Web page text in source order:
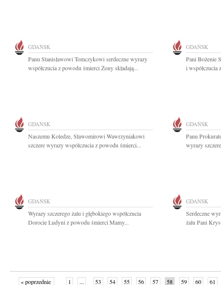
GDAŃSK
Panu Stanisławowi Tomczykowi serdeczne wyrazy
współczucia z powodu śmierci Żony składają...
GDAŃSK
Pani Bożenie
i współczucia
GDAŃSK
Naszemu Koledze, Sławomirowi Wawrzyniakowi
szczere wyrazy współczucia z powodu śmierci...
GDAŃSK
Panu
wyrazy
GDAŃSK
Wyrazy szczerego żalu i głębokiego współczucia
Dorocie Ludyni z powodu śmierci Mamy...
GDAŃSK
Serdeczne
żalu Pani
« poprzednie 1 ... 53 54 55 56 57 58 59 60 61